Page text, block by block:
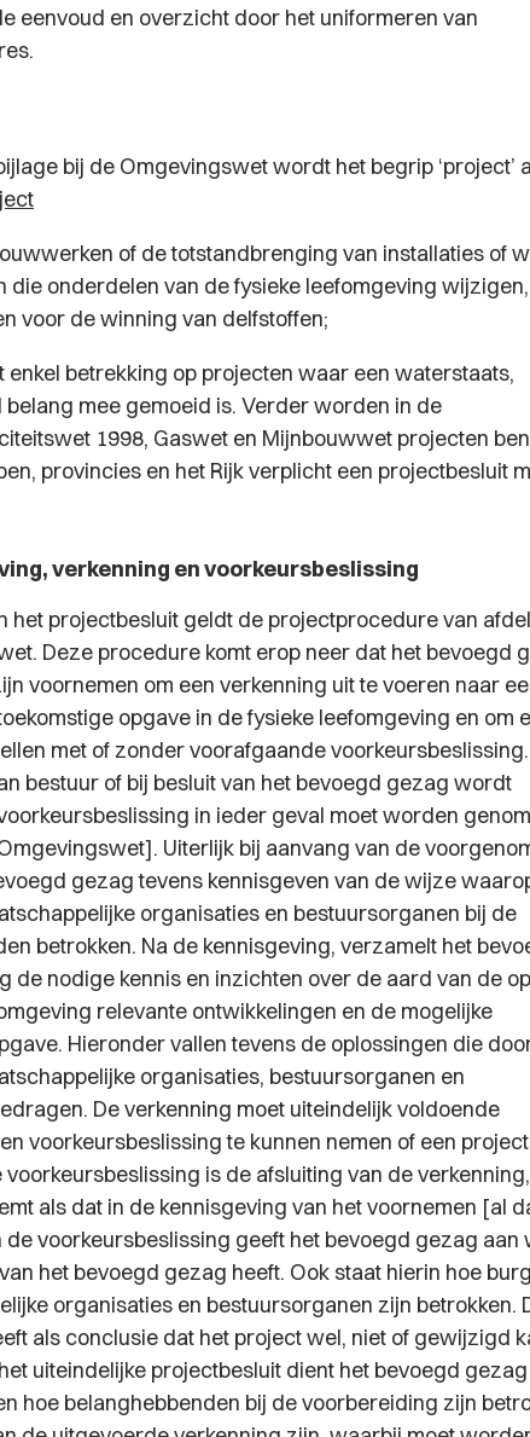
eenvoud en overzicht door het uniformeren van
bij de Omgevingswet wordt het begrip ‘project’
of de totstandbrenging van installaties of
die onderdelen van de fysieke leefomgeving wijzigen,
voor de winning van delfstoffen;
enkel betrekking op projecten waar een waterstaats,
mee gemoeid is. Verder worden in de
1998, Gaswet en Mijnbouwwet projecten
provincies en het Rijk verplicht een projectbesluit
verkenning en voorkeursbeslissing
het projectbesluit geldt de projectprocedure van
Deze procedure komt erop neer dat het bevoegd
voornemen om een verkenning uit te voeren naar
opgave in de fysieke leefomgeving en om
met of zonder voorafgaande
bestuur of bij besluit van het bevoegd gezag wordt
in ieder geval moet worden
Uiterlijk bij aanvang van de
gezag tevens kennisgeven van de wijze
organisaties en bestuursorganen bij de
betrokken. Na de kennisgeving, verzamelt het
de nodige kennis en inzichten over de aard van de
relevante ontwikkelingen en de mogelijke
Hieronder vallen tevens de oplossingen die
organisaties, bestuursorganen en
De verkenning moet uiteindelijk voldoende
voorkeursbeslissing te kunnen nemen of een
voorkeursbeslissing is de afsluiting van de
als dat in de kennisgeving van het voornemen [al
voorkeursbeslissing geeft het bevoegd gezag aan
het bevoegd gezag heeft. Ook staat hierin hoe
organisaties en bestuursorganen zijn betrokken.
als conclusie dat het project wel, niet of gewijzigd
uiteindelijke projectbesluit dient het bevoegd
hoe belanghebbenden bij de voorbereiding zijn